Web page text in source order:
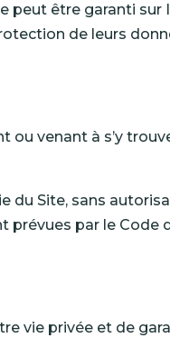
peut être garanti sur
de leurs
ou venant à s’y
Site, sans
prévues par le Code
vie privée et de